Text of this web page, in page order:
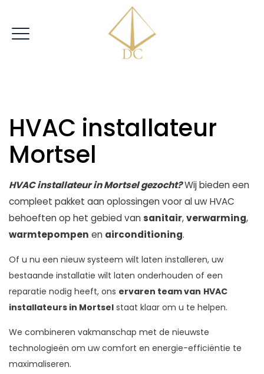
HVAC installateur
Mortsel
HVAC installateur in Mortsel gezocht?Wij bieden een
compleet pakket aan oplossingen voor al uw HVAC
behoeften op het gebied van sanitair,verwarming,
warmtepompen en airconditioning.
Of u nu een nieuw systeem wilt laten installeren, uw
bestaande installatie wilt laten onderhouden of een
reparatie nodig heeft, ons ervaren team van HVAC
installateurs in Mortsel staat klaar om u te helpen.
We combineren vakmanschap met de nieuwste
technologieën om uw comfort en energie-efficiëntie te
maximaliseren.